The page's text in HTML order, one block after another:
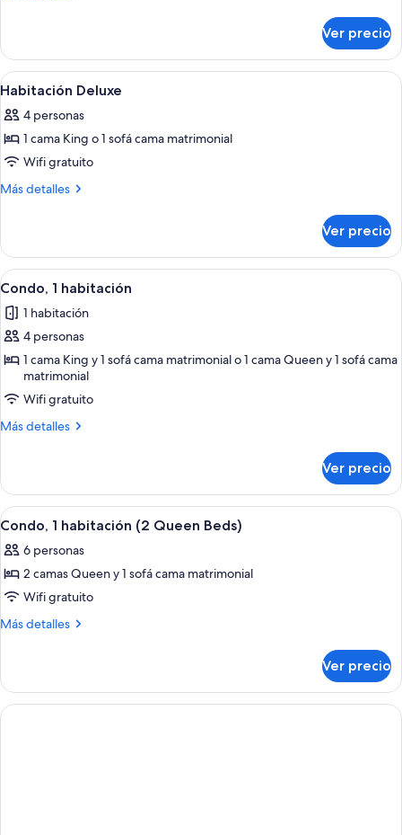
tradicional
Ver precio
Abrir
todas
las
fotos
de
Habitación
Una habitación de hotel moderna
6
Habitación Deluxe
4 personas
1 cama King o 1 sofá cama matrimonial
Wifi gratuito
Más detalles
Más
Deluxe
Ver precio
Abrir
todas
las
fotos
de
Condo,
1
habitación
Habitación de hotel con una cama
5
Condo, 1 habitación
1 habitación
4 personas
1 cama King y 1 sofá cama matrimonial o 1 cama Queen y 1 sofá cama
matrimonial
Wifi gratuito
Más detalles
Más
1
habitación
Ver precio
Abrir
todas
las
fotos
de
Condo,
(2
Queen
Beds)
Una sala de estar moderna con
7
Condo, 1 habitación (2 Queen Beds)
6 personas
2 camas Queen y 1 sofá cama matrimonial
Wifi gratuito
Más detalles
Más
1
habitación
(2
Ver precio